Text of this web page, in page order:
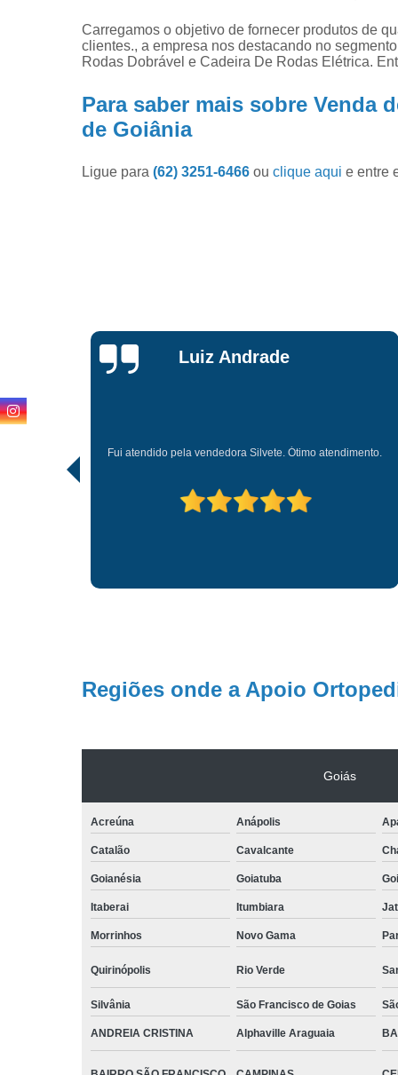
Carregamos o objetivo de fornecer produtos de
clientes., a empresa nos destacando no
Rodas Dobrável e Cadeira De Rodas Elétrica.
Para saber mais sobre Venda
de Goiânia
Ligue para (62) 3251-6466 ou clique aqui e entre
Karla
Aparecida
preciso d alguma coisa eles m atendem muito bem os
Regiões onde a Apoio
Goiás
Acreúna Anápolis
Catalão Cavalcante
Goianésia Goiatuba
Itaberai Itumbiara
Morrinhos Novo Gama
Quirinópolis Rio Verde
Silvânia São Francisco de Goias
ANDREIA CRISTINA Alphaville Araguaia